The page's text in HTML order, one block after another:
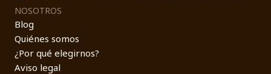
NOSOTROS
Blog
Quiénes somos
¿Por qué elegirnos?
Aviso legal